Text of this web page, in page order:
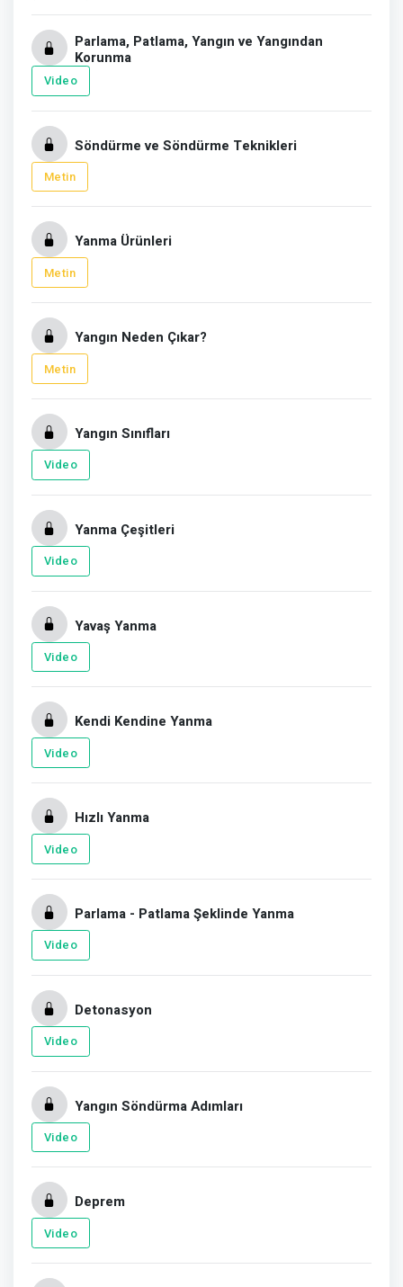
Parlama, Patlama, Yangın ve Yangından
Korunma
Video
Söndürme ve Söndürme Teknikleri
Metin
Yanma Ürünleri
Metin
Yangın Neden Çıkar?
Metin
Yangın Sınıfları
Video
Yanma Çeşitleri
Video
Yavaş Yanma
Video
Kendi Kendine Yanma
Video
Hızlı Yanma
Video
Parlama - Patlama Şeklinde Yanma
Video
Detonasyon
Video
Yangın Söndürma Adımları
Video
Deprem
Video